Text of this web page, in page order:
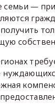
семьи —